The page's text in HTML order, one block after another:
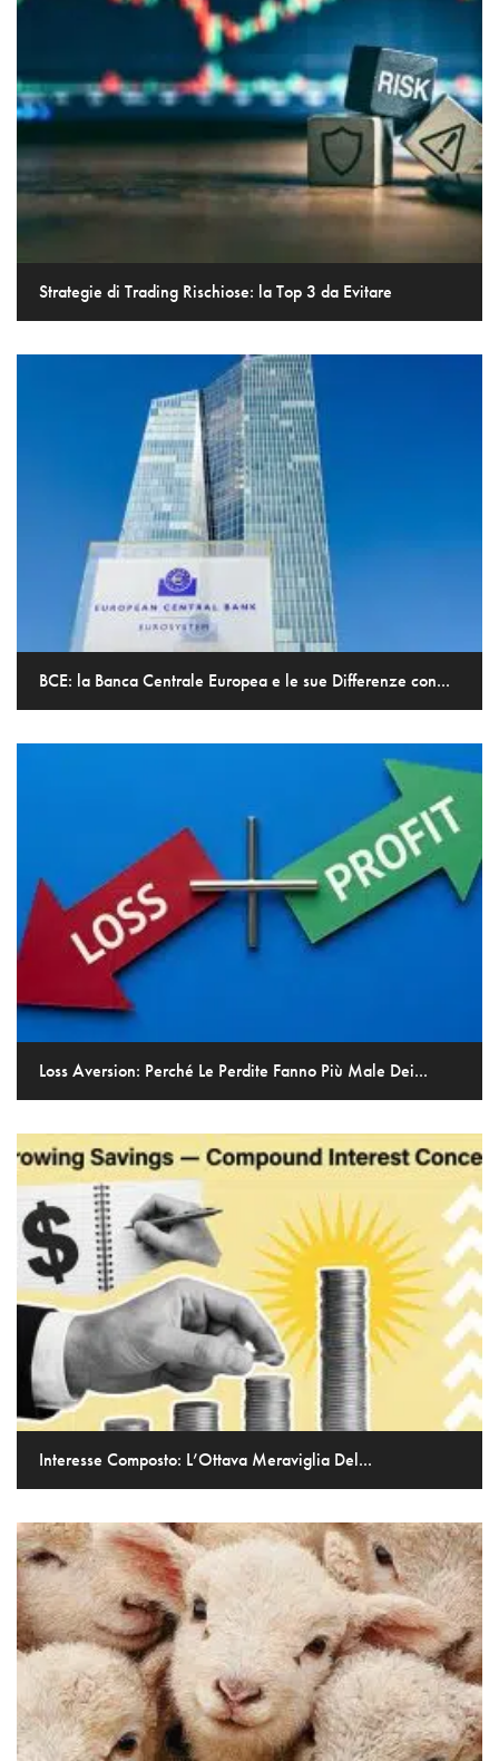
Strategie di Trading Rischiose: la Top 3 da Evitare
BCE: la Banca Centrale Europea e le sue Differenze con...
Loss Aversion: Perché Le Perdite Fanno Più Male Dei...
Interesse Composto: L’Ottava Meraviglia Del...